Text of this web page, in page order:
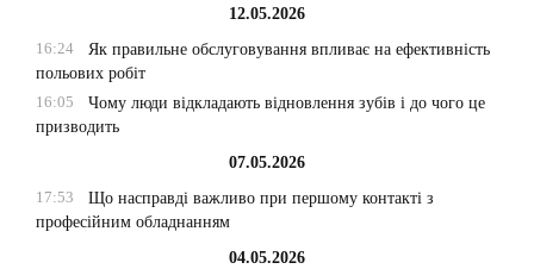
12.05.2026
16:24
Як правильне обслуговування впливає на ефективність
польових робіт
16:05
Чому люди відкладають відновлення зубів і до чого це
призводить
07.05.2026
17:53
Що насправді важливо при першому контакті з
професійним обладнанням
04.05.2026